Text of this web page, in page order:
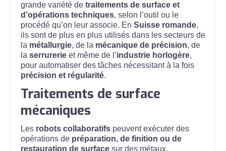
grande variété de traitements de surface et
d’opérations techniques, selon l’outil ou le
procédé qu’on leur associe. En Suisse romande,
ils sont de plus en plus utilisés dans les secteurs de
la métallurgie, de la mécanique de précision, de
la serrurerie et même de l’industrie horlogère,
pour automatiser des tâches nécessitant à la fois
précision et régularité.
Traitements de surface
mécaniques
Les robots collaboratifs peuvent exécuter des
opérations de préparation, de finition ou de
restauration de surface sur des métaux,